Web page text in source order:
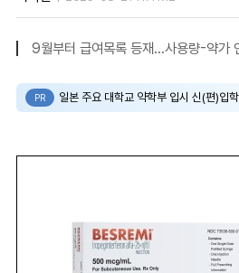
9월부터 급여목록 등재…사용량-약가
PR 일본 주요 대학교 약학부 입시 신(편)입학